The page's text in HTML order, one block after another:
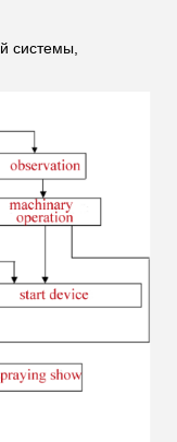
системы,